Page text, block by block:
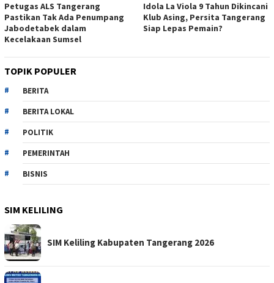
Petugas ALS Tangerang
Pastikan Tak Ada Penumpang
Jabodetabek dalam
Kecelakaan Sumsel
Idola La Viola 9 Tahun Dikincani
Klub Asing, Persita Tangerang
Siap Lepas Pemain?
TOPIK POPULER
BERITA
BERITA LOKAL
POLITIK
PEMERINTAH
BISNIS
SIM KELILING
SIM Keliling Kabupaten Tangerang 2026